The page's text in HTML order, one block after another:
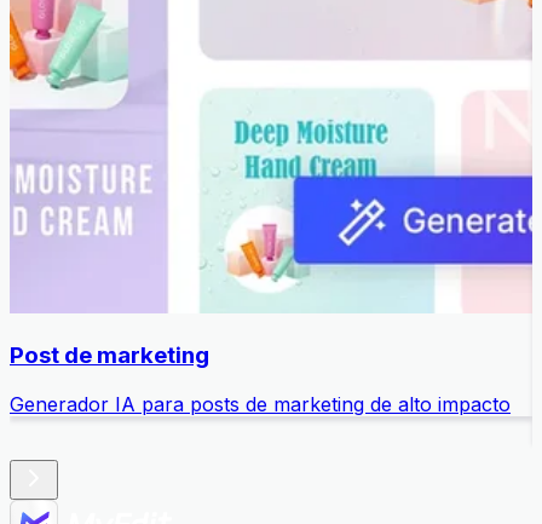
Post de marketing
Generador IA para posts de marketing de alto impacto